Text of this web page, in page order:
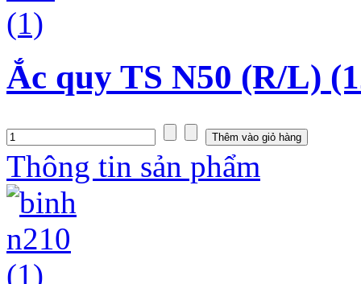
Ắc quy TS N50 (R/L)
Thông tin sản phẩm